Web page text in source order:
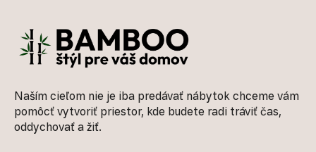
Naším cieľom nie je iba predávať nábytok chceme vám
pomôcť vytvoriť priestor, kde budete radi tráviť čas,
oddychovať a žiť.